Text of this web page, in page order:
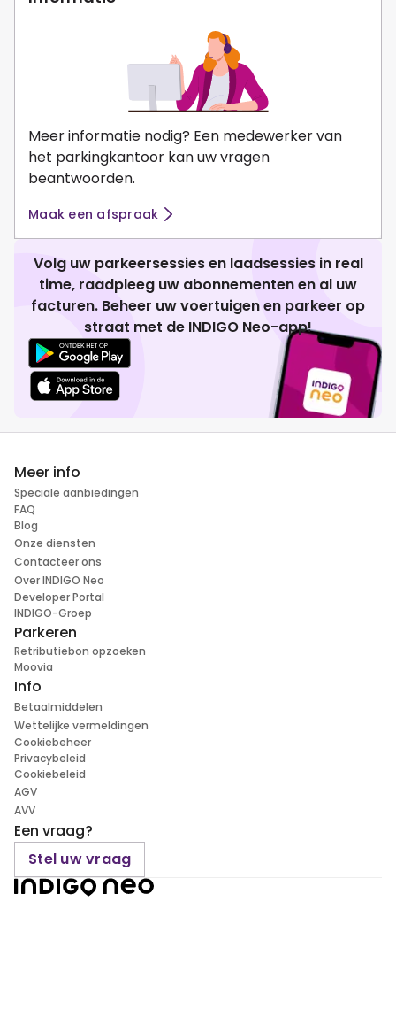
Meer informatie nodig? Een medewerker van
het parkingkantoor kan uw vragen
beantwoorden.
Maak een afspraak
Volg uw parkeersessies en laadsessies in real
time, raadpleeg uw abonnementen en al uw
facturen. Beheer uw voertuigen en parkeer op
straat met de INDIGO Neo-app!
Meer info
Speciale aanbiedingen
FAQ
Blog
Onze diensten
Contacteer ons
Over INDIGO Neo
Developer Portal
INDIGO-Groep
Parkeren
Retributiebon opzoeken
Moovia
Info
Betaalmiddelen
Wettelijke vermeldingen
Cookiebeheer
Privacybeleid
Cookiebeleid
AGV
AVV
Een vraag?
Stel uw vraag